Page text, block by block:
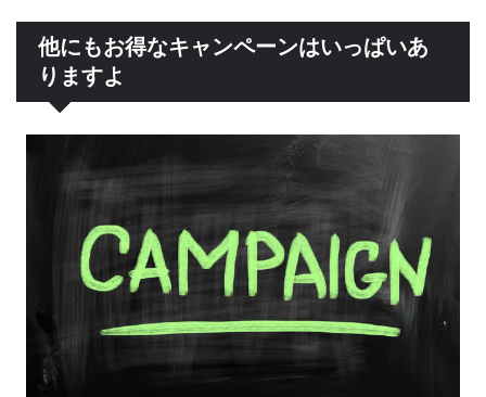
他にもお得なキャンペーンはいっぱいあ
りますよ